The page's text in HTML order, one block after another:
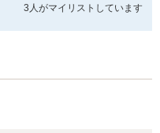
3人がマイリストしています